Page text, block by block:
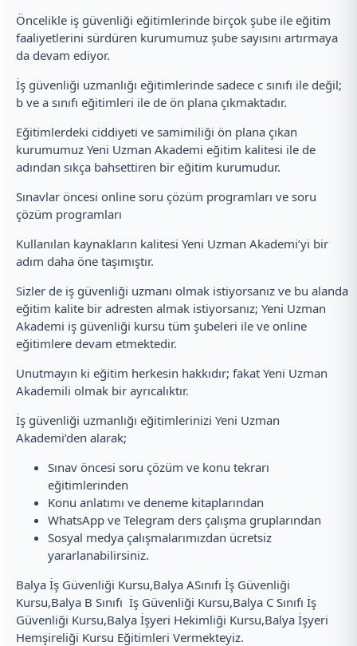
Öncelikle iş güvenliği eğitimlerinde birçok şube ile eğitim
faaliyetlerini sürdüren kurumumuz şube sayısını artırmaya
da devam ediyor.
İş güvenliği uzmanlığı eğitimlerinde sadece c sınıfı ile değil;
b ve a sınıfı eğitimleri ile de ön plana çıkmaktadır.
Eğitimlerdeki ciddiyeti ve samimiliği ön plana çıkan
kurumumuz Yeni Uzman Akademi eğitim kalitesi ile de
adından sıkça bahsettiren bir eğitim kurumudur.
Sınavlar öncesi online soru çözüm programları ve soru
çözüm programları
Kullanılan kaynakların kalitesi Yeni Uzman Akademi’yi bir
adım daha öne taşımıştır.
Sizler de iş güvenliği uzmanı olmak istiyorsanız ve bu alanda
eğitim kalite bir adresten almak istiyorsanız; Yeni Uzman
Akademi iş güvenliği kursu tüm şubeleri ile ve online
eğitimlere devam etmektedir.
Unutmayın ki eğitim herkesin hakkıdır; fakat Yeni Uzman
Akademili olmak bir ayrıcalıktır.
İş güvenliği uzmanlığı eğitimlerinizi Yeni Uzman
Akademi’den alarak;
Sınav öncesi soru çözüm ve konu tekrarı
eğitimlerinden
Konu anlatımı ve deneme kitaplarından
WhatsApp ve Telegram ders çalışma gruplarından
Sosyal medya çalışmalarımızdan ücretsiz
yararlanabilirsiniz.
Balya İş Güvenliği Kursu,Balya ASınıfı İş Güvenliği
Kursu,Balya B Sınıfı İş Güvenliği Kursu,Balya C Sınıfı İş
Güvenliği Kursu,Balya İşyeri Hekimliği Kursu,Balya İşyeri
Hemşireliği Kursu Eğitimleri Vermekteyiz.